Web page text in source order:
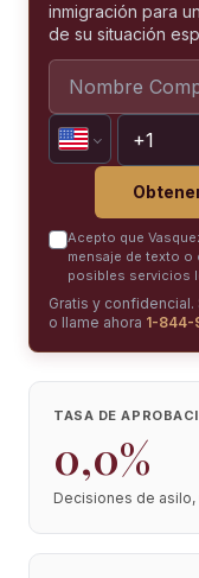
inmigración para
de su situación
Acepto que
mensaje de texto
posibles servicios
Gratis y
o llame ahora 1-
TASA DE
0,0%
Decisiones de asilo,